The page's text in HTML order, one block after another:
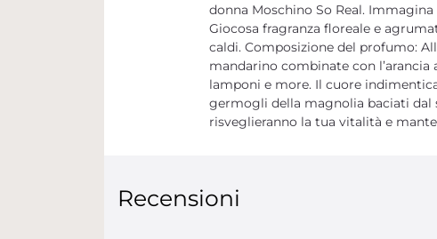
donna Moschino So Real.
Giocosa fragranza floreale e
caldi. Composizione del profumo:
mandarino combinate con
lamponi e more. Il cuore
germogli della magnolia baciati dal
risveglieranno la tua vitalità e
Recensioni